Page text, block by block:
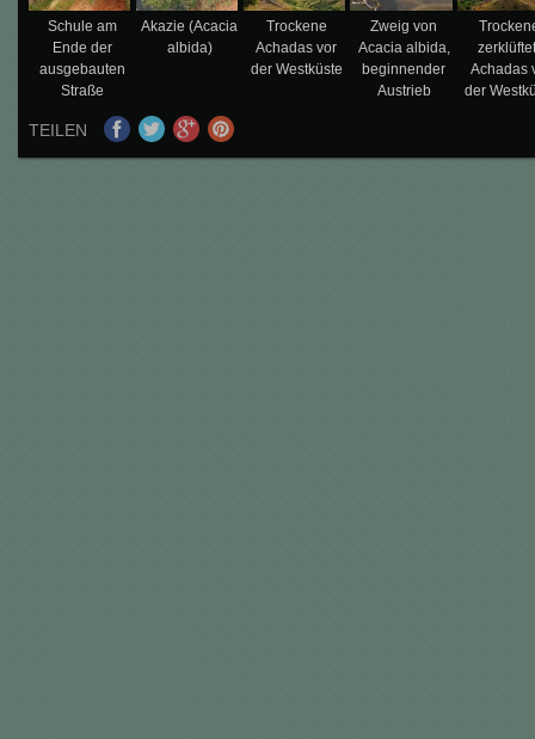
Schule am
Ende der
ausgebauten
Straße
Akazie (Acacia
albida)
Trockene
Achadas vor
der Westküste
Zweig von
Acacia albida,
beginnender
Austrieb
Achadas
der
TEILEN